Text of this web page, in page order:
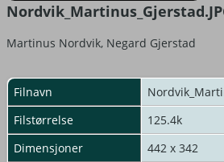
Martinus Nordvik, Negard Gjerstad
Filnavn
Filstørrelse
125.4k
Dimensjoner
442 x 342